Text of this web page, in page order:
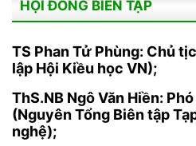
HỘI ĐỒNG BIÊN TẬP
TS Phan Tử Phùng: Chủ
lập Hội Kiều học VN);
ThS.NB Ngô Văn Hiền:
(Nguyên Tổng Biên tập
nghệ);